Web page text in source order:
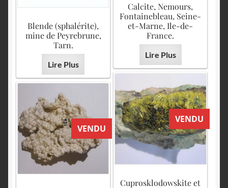
Calcite, Nemours,
Fontainebleau, Seine-
et-Marne, Ile-de-
France.
Lire Plus
Blende (sphalérite),
mine de Peyrebrune,
Tarn.
Lire Plus
VENDU
Cuprosklodowskite et
VENDU